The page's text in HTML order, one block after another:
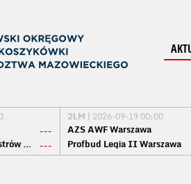
---
Sokół Grupa Avista Ostrów Maz. ---
2LM | 2026-09-19 00:00
AZS AWF Warszawa
Profbud Legia II Warszawa